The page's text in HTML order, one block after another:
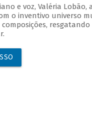
e voz, Valéria
o inventivo universo